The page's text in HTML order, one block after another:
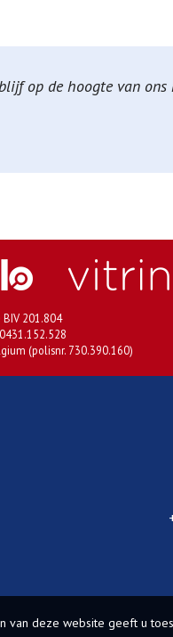
op de hoogte van ons
201.804
(polisnr. 730.390.160)
van deze website geeft u